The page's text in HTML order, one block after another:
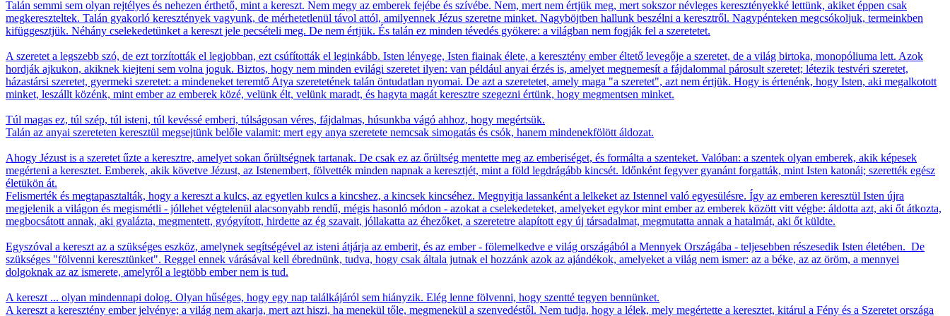
Talán semmi sem olyan rejtélyes és nehezen érthető, mint a kereszt. Nem megy az emberek fejébe és szívébe. Nem, mert nem értjük meg, mert sokszor névleges keresztényekké lettünk, akiket éppen csak
megkereszteltek. Talán gyakorló keresztények vagyunk, de mérhetetlenül távol attól, amilyennek Jézus szeretne minket. Nagyböjtben hallunk beszélni a keresztről. Nagypénteken megcsókoljuk, termeinkben
kifüggesztjük. Néhány cselekedetünket a kereszt jele pecsételi meg. De nem értjük. És talán ez minden tévedés gyökere: a világban nem fogják fel a szeretetet.
A szeretet a legszebb szó, de ezt torzították el legjobban, ezt csúfították el leginkább. Isten lényege, Isten fiainak élete, a keresztény ember éltető levegője a szeretet, de a világ birtoka, monopóliuma lett. Azok
hordják ajkukon, akiknek kiejteni sem volna joguk. Biztos, hogy nem minden evilági szeretet ilyen: van például anyai érzés is, amelyet megnemesít a fájdalommal párosult szeretet; létezik testvéri szeretet,
házastársi szeretet, gyermeki szeretet: a mindeneket teremtő Atya szeretetének talán öntudatlan nyomai. De azt a szeretetet, amely maga "a szeretet", azt nem értjük. Hogy is értenénk, hogy Isten, aki megalkotott
minket, leszállt közénk, mint ember az emberek közé, velünk élt, velünk maradt, és hagyta magát keresztre szegezni értünk, hogy megmentsen minket.
Túl magas ez, túl szép, túl isteni, túl kevéssé emberi, túlságosan véres, fájdalmas, húsunkba vágó ahhoz, hogy megértsük.
Talán az anyai szereteten keresztül megsejtünk belőle valamit: mert egy anya szeretete nemcsak simogatás és csók, hanem mindenekfölött áldozat.
Ahogy Jézust is a szeretet űzte a keresztre, amelyet sokan őrültségnek tartanak. De csak ez az őrültség mentette meg az emberiséget, és formálta a szenteket. Valóban: a szentek olyan emberek, akik képesek
megérteni a keresztet. Emberek, akik követve Jézust, az Istenembert, fölvették minden napnak a keresztjét, mint a föld legdrágább kincsét. Időnként fegyver gyanánt forgatták, mint Isten katonái; szerették egész
életükön át.
Felismerték és megtapasztalták, hogy a kereszt a kulcs, az egyetlen kulcs a kincshez, a kincsek kincséhez. Megnyitja lassanként a lelkeket az Istennel való egyesülésre. Így az emberen keresztül Isten újra
megjelenik a világon és megismétli - jóllehet végtelenül alacsonyabb rendű, mégis hasonló módon - azokat a cselekedeteket, amelyeket egykor mint ember az emberek között vitt végbe: áldotta azt, aki őt átkozta,
megbocsátott annak, aki gyalázta, megmentett, gyógyított, hirdette az ég szavait, jóllakatta az éhezőket, a szeretetre alapított egy új társadalmat, megmutatta annak a hatalmát, aki őt küldte.
Egyszóval a kereszt az a szükséges eszköz, amelynek segítségével az isteni átjárja az emberit, és az ember - fölemelkedve e világ országából a Mennyek Országába - teljesebben részesedik Isten életében. De
szükséges "fölvenni keresztünket". Reggel ennek várásával kell ébrednünk, tudva, hogy csak általa jutnak el hozzánk azok az ajándékok, amelyeket a világ nem ismer: az a béke, az az öröm, a mennyei
dolgoknak az az ismerete, amelyről a legtöbb ember nem is tud.
A kereszt ... olyan mindennapi dolog. Olyan hűséges, hogy egy nap találkájáról sem hiányzik. Elég lenne fölvenni, hogy szentté tegyen bennünket.
A kereszt a keresztény ember jelvénye; a világ nem akarja, mert azt hiszi, ha menekül tőle, megmenekül a szenvedéstől. Nem tudja, hogy a lélek, mely megértette a keresztet, kitárul a Fény és a Szeretet országa